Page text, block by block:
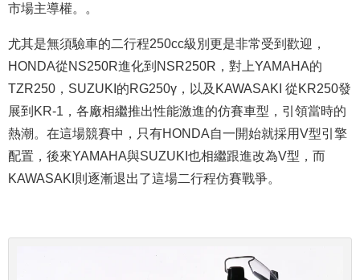
市場主導權。。
尤其是無須驗車的二行程250cc級別更是非常受到歡迎，
HONDA從NS250R進化到NSR250R，對上YAMAHA的
TZR250，SUZUKI的RG250γ，以及KAWASAKI 從KR250發
展到KR-1，各廠相繼推出性能激進的仿賽車型，引領當時的
熱潮。在這場競賽中，只有HONDA自一開始就採用V型引擎
配置，後來YAMAHA與SUZUKI也相繼跟進改為V型，而
KAWASAKI則逐漸退出了這場二行程仿賽戰爭。